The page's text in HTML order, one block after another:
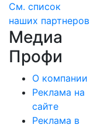
См. список
наших партнеров
Медиа
Профи
О компании
Реклама на
сайте
Реклама в